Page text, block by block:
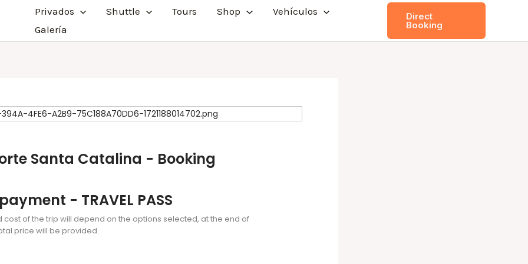
Privados Shuttle Tours Shop
Vehículos
Galería
Direct
Booking